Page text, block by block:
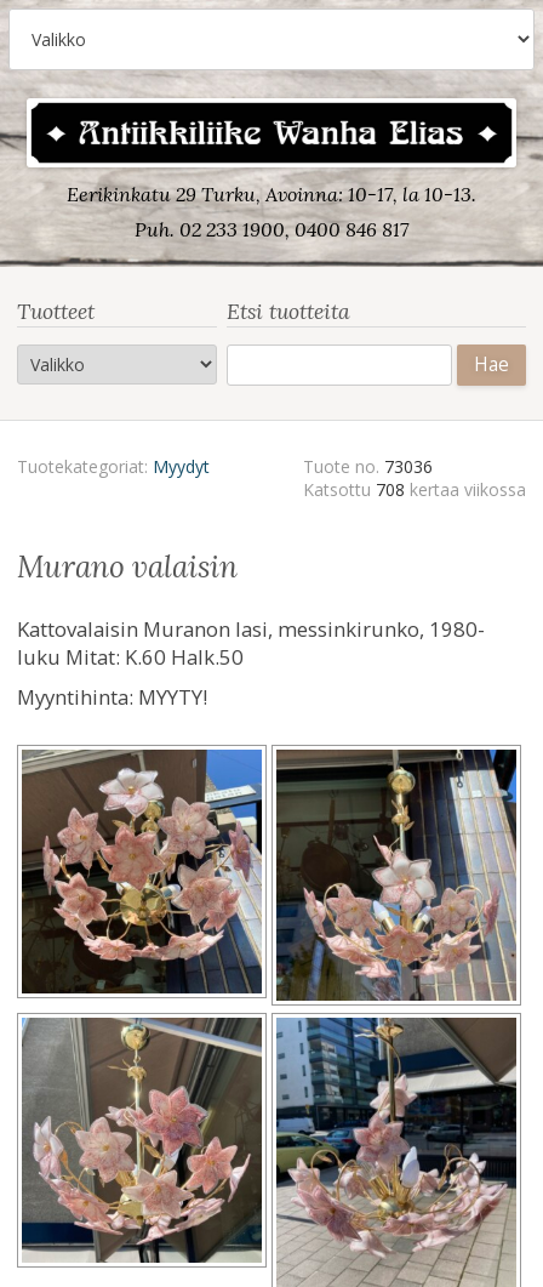
Eerikinkatu 29 Turku, Avoinna: 10-17, la 10-13.
Puh. 02 233 1900, 0400 846 817
Tuotteet Etsi tuotteita
Tuotekategoriat: Myydyt Tuote no. 73036
Katsottu 708 kertaa viikossa
murano valaisin
Kattovalaisin Muranon lasi, messinkirunko, 1980-
luku Mitat: K.60 Halk.50
Myyntihinta: MYYTY!